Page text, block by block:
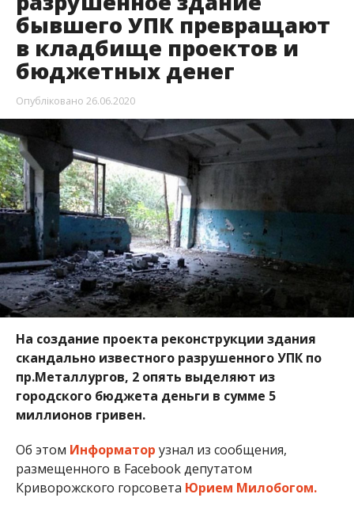
бывшего УПК превращают
в кладбище проектов и
бюджетных денег
Опубліковано 26.06.2020
На создание проекта реконструкции здания
скандально известного разрушенного УПК по
пр.Металлургов, 2 опять выделяют из
городского бюджета деньги в сумме 5
миллионов гривен.
Об этом Информатор узнал из сообщения,
размещенного в Facebook депутатом
Криворожского горсовета Юрием Милобогом.